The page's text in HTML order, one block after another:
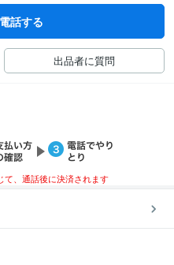
話する
出品者に質問
て、通話後に決済されます